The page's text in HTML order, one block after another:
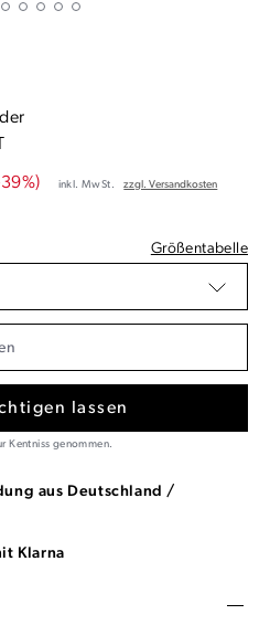
inkl. MwSt. zzgl. Versandkosten
Größentabelle
lassen
Kentniss genommen.
aus Deutschland /
Klarna